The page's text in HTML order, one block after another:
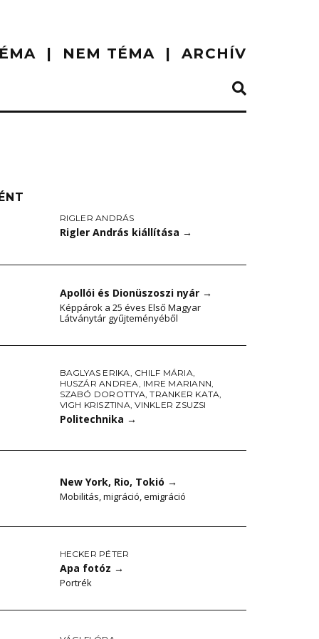
NEM TÉMA ARCHÍV
RIGLER ANDRÁS
Rigler András kiállítása →
Apollói és Dionüszoszi nyár →
Képpárok a 25 éves Első Magyar
Látványtár gyűjteményéből
BAGLYAS ERIKA, CHILF MÁRIA,
HUSZÁR ANDREA, IMRE MARIANN,
SZABÓ DOROTTYA,TRANKER KATA,
VIGH KRISZTINA,VINKLER ZSUZSI
Politechnika →
New York, Rio, Tokió →
Mobilitás, migráció, emigráció
HECKER PÉTER
Apa fotóz →
Portrék